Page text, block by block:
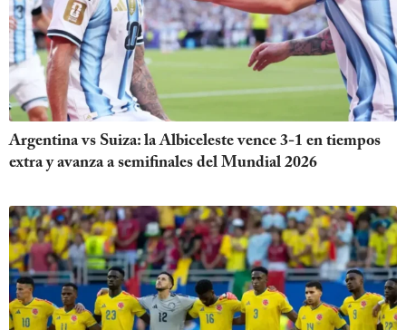
Argentina vs Suiza: la Albiceleste vence 3-1 en tiempos
extra y avanza a semifinales del Mundial 2026